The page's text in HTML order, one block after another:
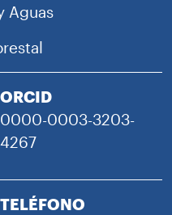
Aguas
ORCID
0000-0003-3203-
4267
TELÉFONO